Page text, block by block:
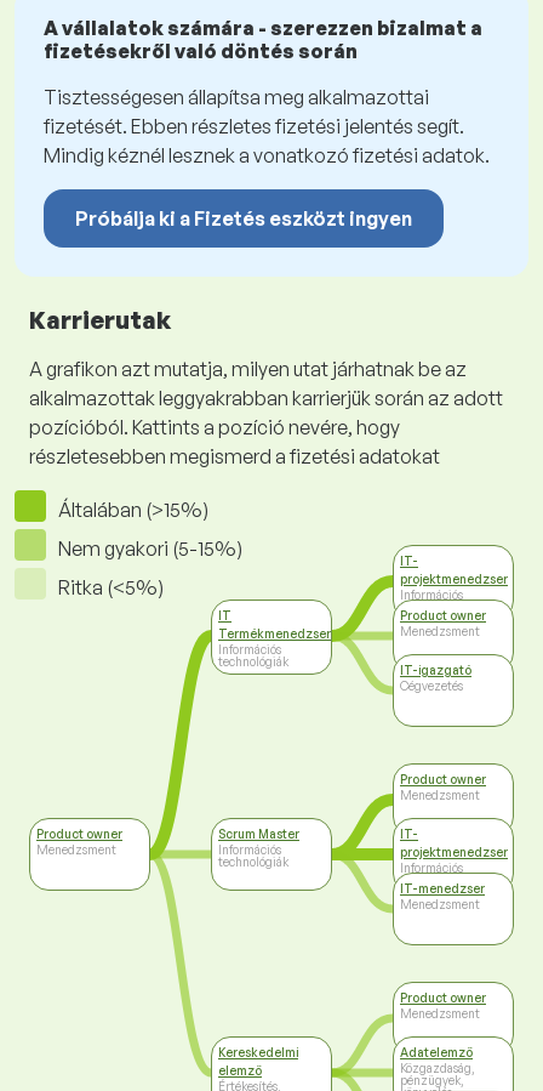
A vállalatok számára - szerezzen bizalmat a
fizetésekről való döntés során
Tisztességesen állapítsa meg alkalmazottai
fizetését. Ebben részletes fizetési jelentés segít.
Mindig kéznél lesznek a vonatkozó fizetési adatok.
Próbálja ki a Fizetés eszközt ingyen
Karrierutak
A grafikon azt mutatja, milyen utat járhatnak be az
alkalmazottak leggyakrabban karrierjük során az adott
pozícióból. Kattints a pozíció nevére, hogy
részletesebben megismerd a fizetési adatokat
Általában (>15%)
Nem gyakori (5-15%)
Ritka (<5%)
Product owner
Menedzsment
IT
Termékmenedzser
Információs
technológiák
Scrum Master
Információs
technológiák
Kereskedelmi
elemző
Értékesítés,
IT-
projektmenedzser
Információs
technológiák
Product owner
Menedzsment
IT-igazgató
Cégvezetés
Product owner
Menedzsment
IT-
projektmenedzser
Információs
technológiák
IT-menedzser
Menedzsment
Product owner
Menedzsment
Adatelemző
Közgazdaság,
pénzügyek,